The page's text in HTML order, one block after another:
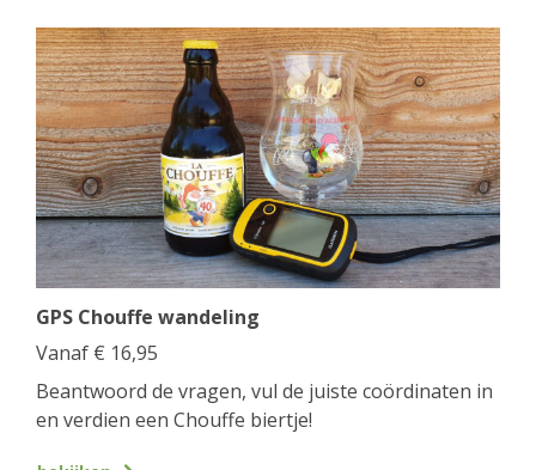
GPS Chouffe wandeling
Vanaf € 16,95
Beantwoord de vragen, vul de juiste coördinaten in
en verdien een Chouffe biertje!